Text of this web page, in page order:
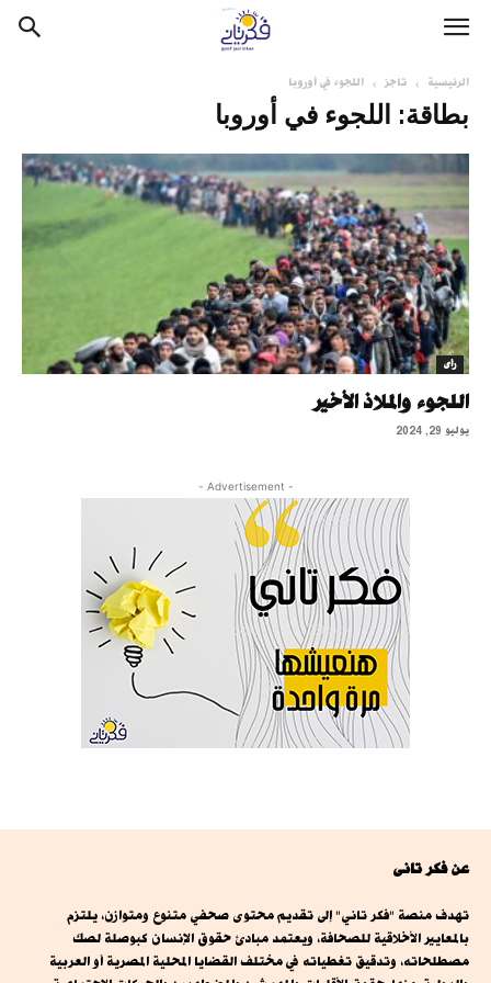
الرئيسية تاجز اللجوء في أوروبا
بطاقة: اللجوء في أوروبا
رأى
اللجوء والملاذ الأخير
يوليو 29, 2024
- Advertisement -
عن فكر تانى
تهدف منصة "فكر تاني" إلى تقديم محتوى صحفي متنوع ومتوازن، يلتزم
بالمعايير الأخلاقية للصحافة، ويعتمد مبادئ حقوق الإنسان كبوصلة لصك
مصطلحاته، وتدقيق تغطياته في مختلف القضايا المحلية المصرية أو العربية